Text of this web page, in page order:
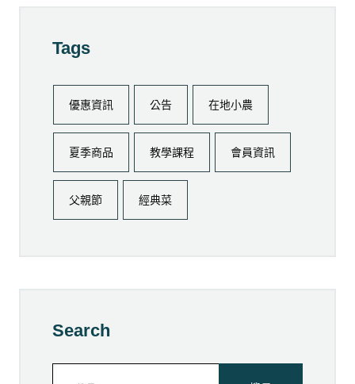
Tags
優惠資訊 公告 在地小農
夏季商品 教學課程 會員資訊
父親節 經典菜
Search